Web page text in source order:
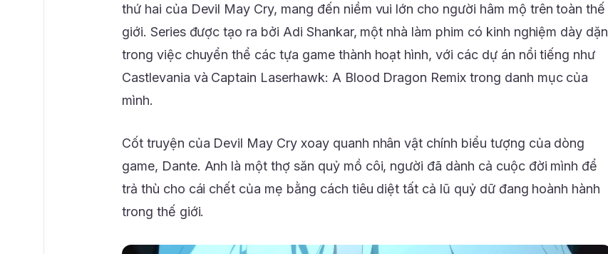
thứ hai của Devil May Cry, mang đến niềm vui lớn cho người hâm mộ trên toàn thế
giới. Series được tạo ra bởi Adi Shankar, một nhà làm phim có kinh nghiệm dày dặn
trong việc chuyển thể các tựa game thành hoạt hình, với các dự án nổi tiếng như
Castlevania và Captain Laserhawk: A Blood Dragon Remix trong danh mục của
mình.
Cốt truyện của Devil May Cry xoay quanh nhân vật chính biểu tượng của dòng
game, Dante. Anh là một thợ săn quỷ mồ côi, người đã dành cả cuộc đời mình để
trả thù cho cái chết của mẹ bằng cách tiêu diệt tất cả lũ quỷ dữ đang hoành hành
trong thế giới.